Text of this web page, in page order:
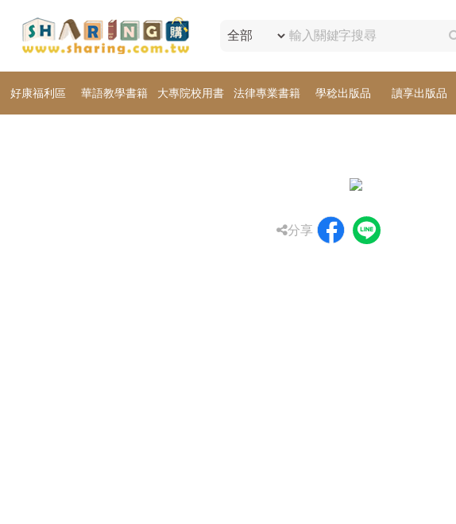
好康福利區 華語教學書籍 大專院校用書 法律專業書籍 學稔出版品 讀享出版品
分享